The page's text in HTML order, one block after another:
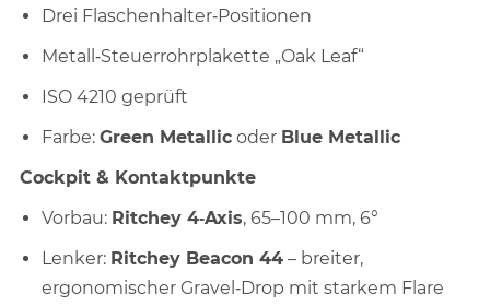
Drei Flaschenhalter‑Positionen
Metall‑Steuerrohrplakette „Oak Leaf“
ISO 4210 geprüft
Farbe:Green Metallic oder Blue Metallic
Cockpit & Kontaktpunkte
Vorbau: Ritchey 4‑Axis, 65–100 mm, 6°
Lenker: Ritchey Beacon 44 – breiter,
ergonomischer Gravel‑Drop mit starkem Flare